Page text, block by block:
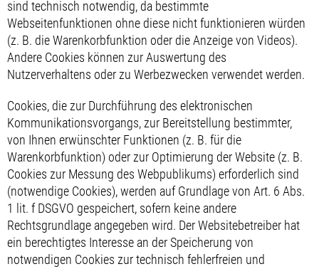
sind technisch notwendig, da bestimmte
Webseitenfunktionen ohne diese nicht funktionieren würden
(z. B. die Warenkorbfunktion oder die Anzeige von Videos).
Andere Cookies können zur Auswertung des
Nutzerverhaltens oder zu Werbezwecken verwendet werden.
Cookies, die zur Durchführung des elektronischen
Kommunikationsvorgangs, zur Bereitstellung bestimmter,
von Ihnen erwünschter Funktionen (z. B. für die
Warenkorbfunktion) oder zur Optimierung der Website (z. B.
Cookies zur Messung des Webpublikums) erforderlich sind
(notwendige Cookies), werden auf Grundlage von Art. 6 Abs.
1 lit. f DSGVO gespeichert, sofern keine andere
Rechtsgrundlage angegeben wird. Der Websitebetreiber hat
ein berechtigtes Interesse an der Speicherung von
notwendigen Cookies zur technisch fehlerfreien und